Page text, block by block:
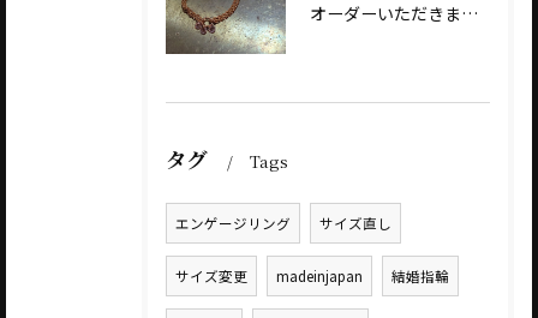
オーダーいただきました、AbHeri 『dew 露』の新作で...
タグ Tags
エンゲージリング サイズ直し
サイズ変更 madeinjapan 結婚指輪